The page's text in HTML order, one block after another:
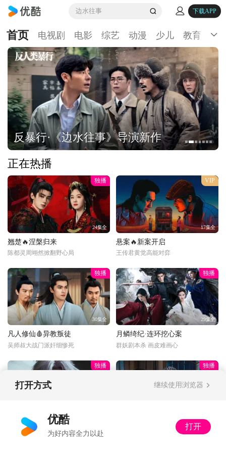
边水往事 下载APP
首页 电视剧 电影 综艺 动漫 少儿 教育 生
反暴行·《边水往事》导演新作
正在热播
独播
24集全
翘楚🔥涅槃归来
陈都灵周翊然掀翻野心局
VIP
17集全
悬案🔥新案开启
王传君黄觉高能对弈
独播
30集全
凡人修仙🩸异教叛徒
吴师叔大战门派奸细惨死
独播
29集全
月鳞绮纪·连环挖心案
群妖剧本杀 画皮难画心
独播
光阴之外🔥杀神筑基
许青法窍全开双灵海筑基！
独播
以法之名🔍暂停离职
打开方式 继续使用浏览器
优酷
为好内容全力以赴
打开